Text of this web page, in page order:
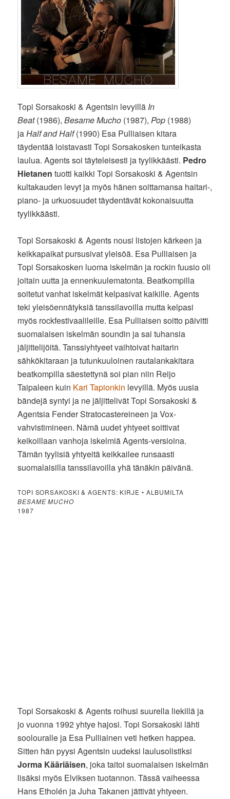
Topi Sorsakoski & Agentsin levyillä In
Beat(1986),Besame Mucho (1987),Pop (1988)
jaHalf and Half(1990) Esa Pulliaisen kitara
täydentää loistavasti Topi Sorsakosken tunteikasta
laulua. Agents soi täyteleisesti ja tyylikkäästi. Pedro
Hietanen tuotti kaikki Topi Sorsakoski & Agentsin
kultakauden levyt ja myös hänen soittamansa haitari-,
piano- ja urkuosuudet täydentävät kokonaisuutta
tyylikkäästi.
Topi Sorsakoski & Agents nousi listojen kärkeen ja
keikkapaikat pursusivat yleisöä. Esa Pulliaisen ja
Topi Sorsakosken luoma iskelmän ja rockin fuusio oli
joitain uutta ja ennenkuulematonta. Beatkompilla
soitetut vanhat iskelmät kelpasivat kaikille. Agents
teki yleisöennätyksiä tanssilavoilla mutta kelpasi
myös rockfestivaalileille. Esa Pulliaisen soitto päivitti
suomalaisen iskelmän soundin ja sai tuhansia
jäljittelijöitä. Tanssiyhtyeet vaihtoivat haitarin
sähkökitaraan ja tutunkuuloinen rautalankakitara
beatkompilla säestettynä soi pian niin Reijo
Taipaleen kuin Kari Tapionkin levyillä. Myös uusia
bändejä syntyi ja ne jäljittelivät Topi Sorsakoski &
Agentsia Fender Stratocastereineen ja Vox-
vahvistimineen. Nämä uudet yhtyeet soittivat
keikoillaan vanhoja iskelmiä Agents-versioina.
Tämän tyylisiä yhtyeitä keikkailee runsaasti
suomalaisilla tanssilavoilla yhä tänäkin päivänä.
TOPI SORSAKOSKI & AGENTS: KIRJE • ALBUMILTA
BESAME MUCHO
1987
Topi Sorsakoski & Agents roihusi suurella liekillä ja
jo vuonna 1992 yhtye hajosi. Topi Sorsakoski lähti
soolouralle ja Esa Pulliainen veti hetken happea.
Sitten hän pyysi Agentsin uudeksi laulusolistiksi
Jorma Kääriäisen, joka taitoi suomalaisen iskelmän
lisäksi myös Elviksen tuotannon. Tässä vaiheessa
Hans Etholén ja Juha Takanen jättivät yhtyeen.